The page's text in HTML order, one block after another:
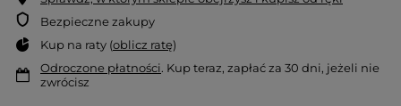
Bezpieczne zakupy
Kup na raty (oblicz ratę)
Odroczone płatności. Kup teraz, zapłać za 30 dni, jeżeli nie
zwrócisz